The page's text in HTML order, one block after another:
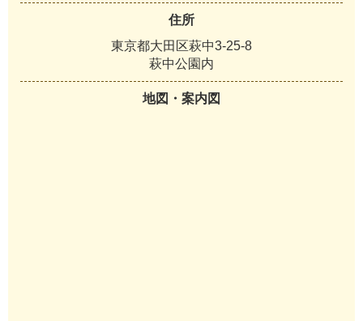
住所
東京都大田区萩中3-25-8
萩中公園内
地図・案内図